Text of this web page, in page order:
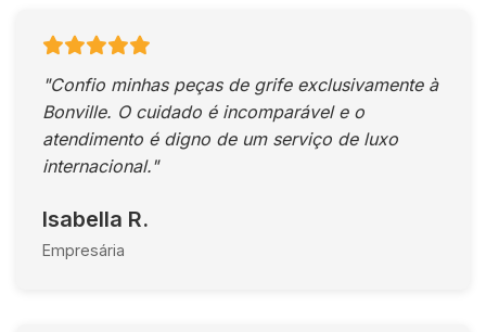
"Confio minhas peças de grife exclusivamente à
Bonville. O cuidado é incomparável e o
atendimento é digno de um serviço de luxo
internacional."
Isabella R.
Empresária